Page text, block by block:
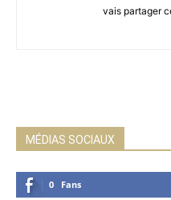
vais partager
MÉDIAS SOCIAUX
0 Fans